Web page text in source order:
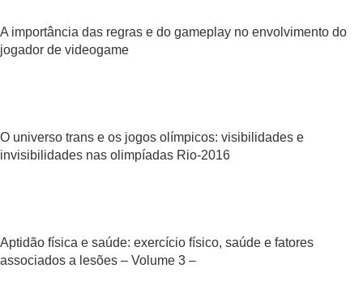
A importância das regras e do gameplay no envolvimento do
jogador de videogame
O universo trans e os jogos olímpicos: visibilidades e
invisibilidades nas olimpíadas Rio-2016
Aptidão física e saúde: exercício físico, saúde e fatores
associados a lesões – Volume 3 –